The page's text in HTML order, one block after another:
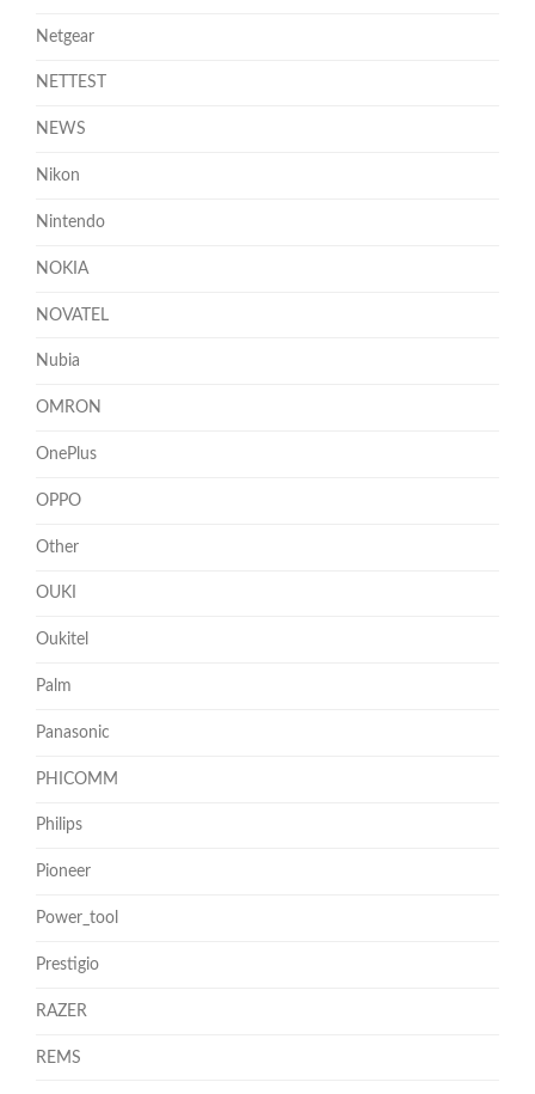
Netgear
NETTEST
NEWS
Nikon
Nintendo
NOKIA
NOVATEL
Nubia
OMRON
OnePlus
OPPO
Other
OUKI
Oukitel
Palm
Panasonic
PHICOMM
Philips
Pioneer
Power_tool
Prestigio
RAZER
REMS